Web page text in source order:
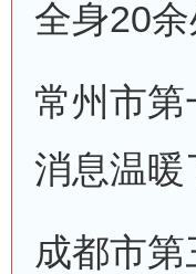
全身20余
常州市第
消息温暖
成都市